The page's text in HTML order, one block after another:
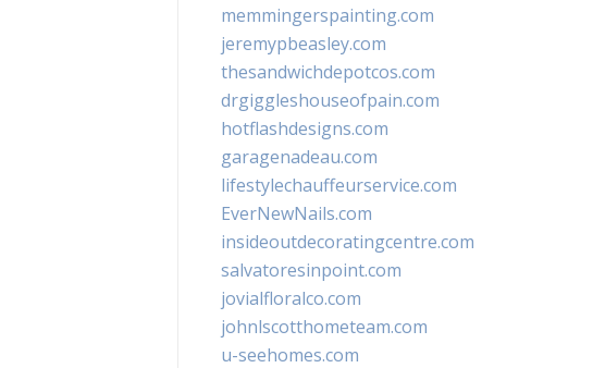
memmingerspainting.com
jeremypbeasley.com
thesandwichdepotcos.com
drgiggleshouseofpain.com
hotflashdesigns.com
garagenadeau.com
lifestylechauffeurservice.com
EverNewNails.com
insideoutdecoratingcentre.com
salvatoresinpoint.com
jovialfloralco.com
johnlscotthometeam.com
u-seehomes.com